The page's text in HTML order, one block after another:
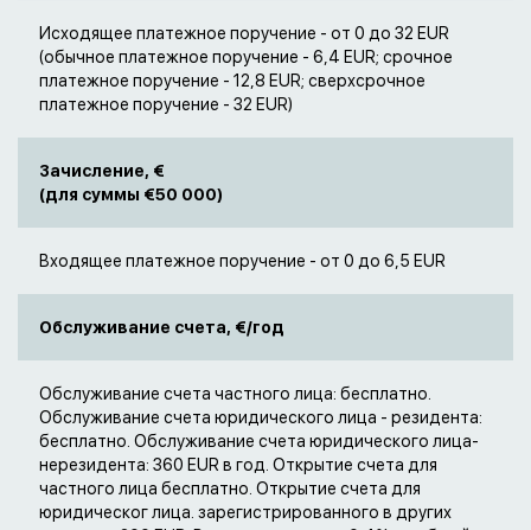
Исходящее платежное поручение - от 0 до 32 EUR
(обычное платежное поручение - 6,4 EUR; срочное
платежное поручение - 12,8 EUR; сверхсрочное
платежное поручение - 32 EUR)
Зачисление, €
(для суммы €50 000)
Входящее платежное поручение - от 0 до 6,5 EUR
Обслуживание счета, €/год
Обслуживание счета частного лица: бесплатно.
Обслуживание счета юридического лица - резидента:
бесплатно. Обслуживание счета юридического лица-
нерезидента: 360 EUR в год. Открытие счета для
частного лица бесплатно. Открытие счета для
юридическог лица. зарегистрированного в других